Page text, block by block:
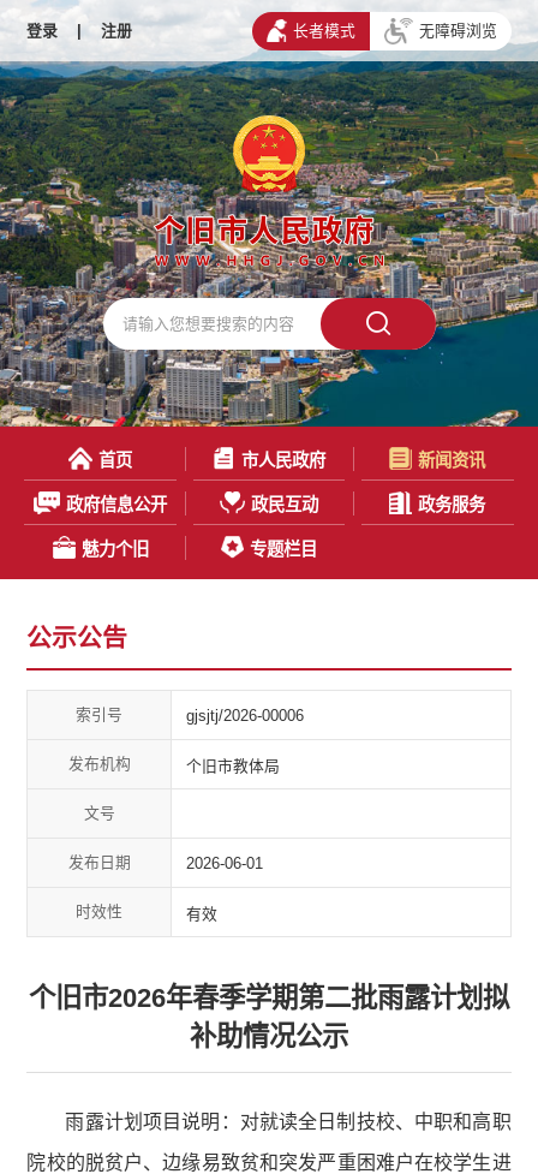
登录 | 注册 长者模式 无障碍浏览
首页 市人民政府 新闻资讯
政府信息公开 政民互动 政务服务
魅力个旧 专题栏目
公示公告
索引号 gjsjtj/2026-00006
发布机构 个旧市教体局
文号
发布日期 2026-06-01
时效性 有效
个旧市2026年春季学期第二批雨露计划拟
补助情况公示
雨露计划项目说明：对就读全日制技校、中职和高职
院校的脱贫户、边缘易致贫和突发严重困难户在校学生进